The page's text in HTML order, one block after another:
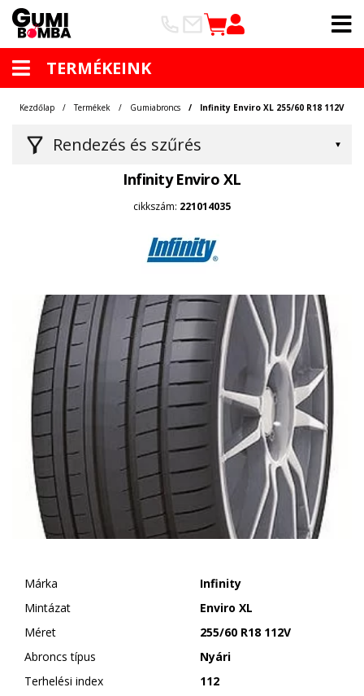
TERMÉKEINK
Rendezés és szűrés
Kezdőlap Termékek Gumiabroncs Infinity Enviro XL 255/60 R18 112V
Infinity Enviro XL
cikkszám: 221014035
Márka
Infinity
Mintázat
Enviro XL
Méret
255/60 R18 112V
Abroncs típus
Nyári
Terhelési index
112